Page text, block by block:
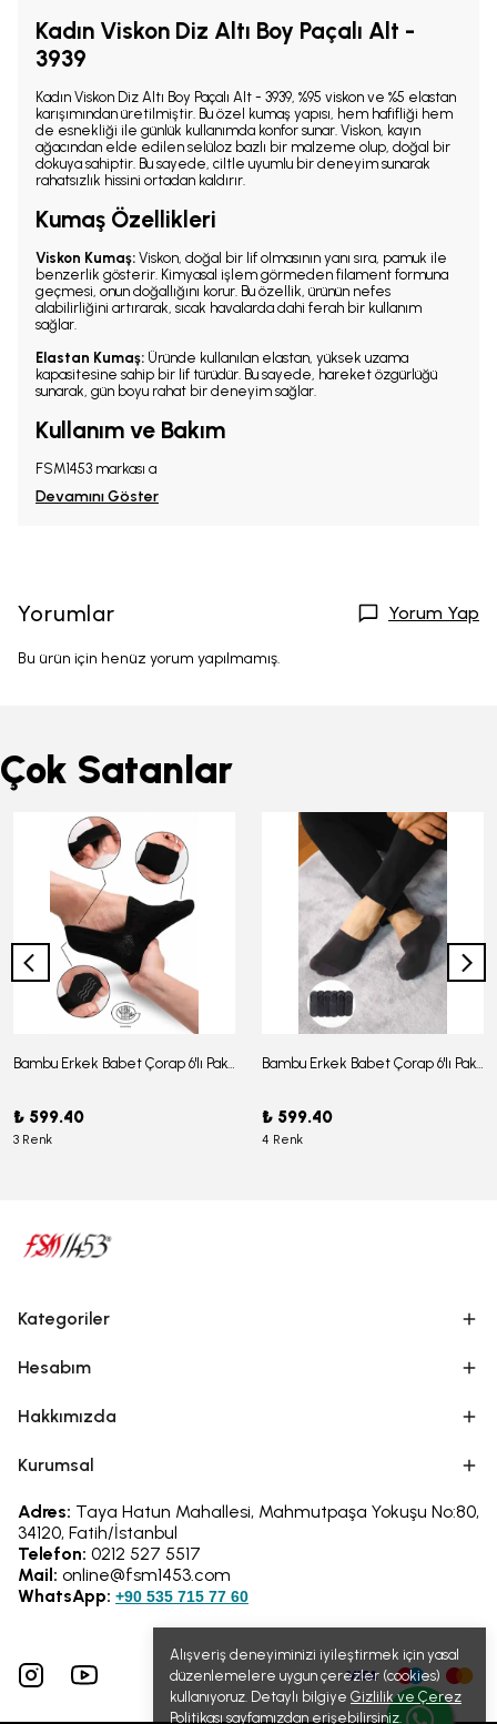
Alışveriş deneyiminizi iyileştirmek için yasal
düzenlemelere uygun çerezler (cookies)
kullanıyoruz. Detaylı bilgiye Gizlilik ve Çerez
Politikasısayfamızdan erişebilirsiniz.
Kadın Viskon Diz Altı Boy Paçalı Alt -
3939
Kadın Viskon Diz Altı Boy Paçalı Alt - 3939, %95 viskon ve %5 elastan
karışımından üretilmiştir. Bu özel kumaş yapısı, hem hafifliği hem
de esnekliği ile günlük kullanımda konfor sunar. Viskon, kayın
ağacından elde edilen selüloz bazlı bir malzeme olup, doğal bir
dokuya sahiptir. Bu sayede, ciltle uyumlu bir deneyim sunarak
rahatsızlık hissini ortadan kaldırır.
Kumaş Özellikleri
Viskon Kumaş: Viskon, doğal bir lif olmasının yanı sıra, pamuk ile
benzerlik gösterir. Kimyasal işlem görmeden filament formuna
geçmesi, onun doğallığını korur. Bu özellik, ürünün nefes
alabilirliğini artırarak, sıcak havalarda dahi ferah bir kullanım
sağlar.
Elastan Kumaş: Üründe kullanılan elastan, yüksek uzama
kapasitesine sahip bir lif türüdür. Bu sayede, hareket özgürlüğü
sunarak, gün boyu rahat bir deneyim sağlar.
Kullanım ve Bakım
FSM1453 markası a
Devamını Göster
Yorumlar Yorum Yap
Bu ürün için henüz yorum yapılmamış.
Çok Satanlar
Bambu Erkek Babet Çorap 6'lı Paket - J-03
₺ 599.40
3 Renk
Bambu Erkek Babet Çorap 6'lı Paket -J-08
₺ 599.40
4 Renk
Kategoriler
Hesabım
Hakkımızda
Kurumsal
Adres: Taya Hatun Mahallesi, Mahmutpaşa Yokuşu No:80,
34120, Fatih/İstanbul
Telefon: 0212 527 5517
Mail: online@fsm1453.com
WhatsApp: +90 535 715 77 60